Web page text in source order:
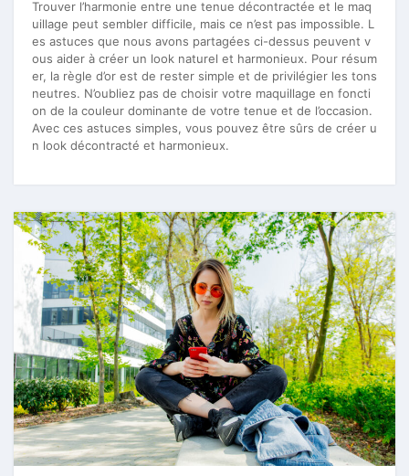
Trouver l’harmonie entre une tenue décontractée et le maq
uillage peut sembler difficile, mais ce n’est pas impossible. L
es astuces que nous avons partagées ci-dessus peuvent v
ous aider à créer un look naturel et harmonieux. Pour résum
er, la règle d’or est de rester simple et de privilégier les tons
neutres. N’oubliez pas de choisir votre maquillage en foncti
on de la couleur dominante de votre tenue et de l’occasion.
Avec ces astuces simples, vous pouvez être sûrs de créer u
n look décontracté et harmonieux.